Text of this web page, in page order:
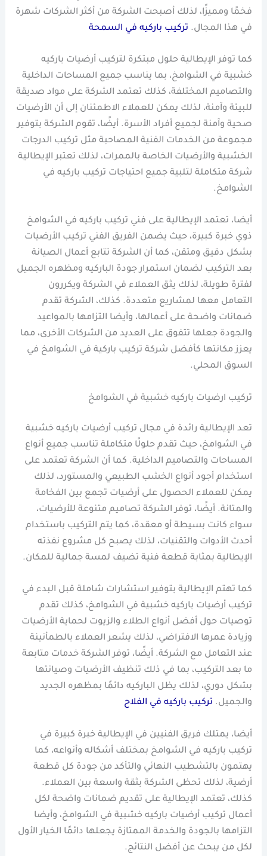
فخمًا ومميزًا، لذلك أصبحت الشركة من أكثر الشركات شهرة
في هذا المجال. تركيب باركيه في السمحة
كما توفر الإيطالية حلول مبتكرة لتركيب أرضيات باركيه
خشبية في الشوامخ، بما يناسب جميع المساحات الداخلية
والتصاميم المختلفة، كذلك تعتمد الشركة على مواد صديقة
للبيئة وآمنة، لذلك يمكن للعملاء الاطمئنان إلى أن الأرضيات
صحية وآمنة لجميع أفراد الأسرة. أيضًا، تقوم الشركة بتوفير
مجموعة من الخدمات الفنية المصاحبة مثل تركيب الدرجات
الخشبية والأرضيات الخاصة بالممرات، لذلك تعتبر الإيطالية
شركة متكاملة لتلبية جميع احتياجات تركيب باركيه في
الشوامخ.
أيضا، تعتمد الإيطالية على فني تركيب باركيه في الشوامخ
ذوي خبرة كبيرة، حيث يضمن الفريق الفني تركيب الأرضيات
بشكل دقيق ومتقن، كما أن الشركة تتابع أعمال الصيانة
بعد التركيب لضمان استمرار جودة الباركيه ومظهره الجميل
لفترة طويلة، لذلك يثق العملاء في الشركة ويكررون
التعامل معها لمشاريع متعددة. كذلك، الشركة تقدم
ضمانات واضحة على أعمالها، وأيضا التزامها بالمواعيد
والجودة جعلها تتفوق على العديد من الشركات الأخرى، مما
يعزز مكانتها كأفضل شركة تركيب باركية في الشوامخ في
السوق المحلي.
تركيب ارضيات باركيه خشبية في الشوامخ
تعد الإيطالية رائدة في مجال تركيب أرضيات باركيه خشبية
في الشوامخ، حيث تقدم حلولًا متكاملة تناسب جميع أنواع
المساحات والتصاميم الداخلية. كما أن الشركة تعتمد على
استخدام أجود أنواع الخشب الطبيعي والمستورد، لذلك
يمكن للعملاء الحصول على أرضيات تجمع بين الفخامة
والمتانة. أيضًا، توفر الشركة تصاميم متنوعة للأرضيات،
سواء كانت بسيطة أو معقدة، كما يتم التركيب باستخدام
أحدث الأدوات والتقنيات، لذلك يصبح كل مشروع نفذته
الإيطالية بمثابة قطعة فنية تضيف لمسة جمالية للمكان.
كما تهتم الإيطالية بتوفير استشارات شاملة قبل البدء في
تركيب أرضيات باركيه خشبية في الشوامخ، كذلك تقدم
توصيات حول أفضل أنواع الطلاء والزيوت لحماية الأرضيات
وزيادة عمرها الافتراضي، لذلك يشعر العملاء بالطمأنينة
عند التعامل مع الشركة. أيضًا، توفر الشركة خدمات متابعة
ما بعد التركيب، بما في ذلك تنظيف الأرضيات وصيانتها
بشكل دوري، لذلك يظل الباركيه دائمًا بمظهره الجديد
والجميل. تركيب باركيه في الفلاح
أيضا، يمتلك فريق الفنيين في الإيطالية خبرة كبيرة في
تركيب باركيه في الشوامخ بمختلف أشكاله وأنواعه، كما
يهتمون بالتشطيب النهائي والتأكد من جودة كل قطعة
أرضية، لذلك تحظى الشركة بثقة واسعة بين العملاء.
كذلك، تعتمد الإيطالية على تقديم ضمانات واضحة لكل
أعمال تركيب أرضيات باركيه خشبية في الشوامخ، وأيضا
التزامها بالجودة والخدمة الممتازة يجعلها دائمًا الخيار الأول
لكل من يبحث عن أفضل النتائج.